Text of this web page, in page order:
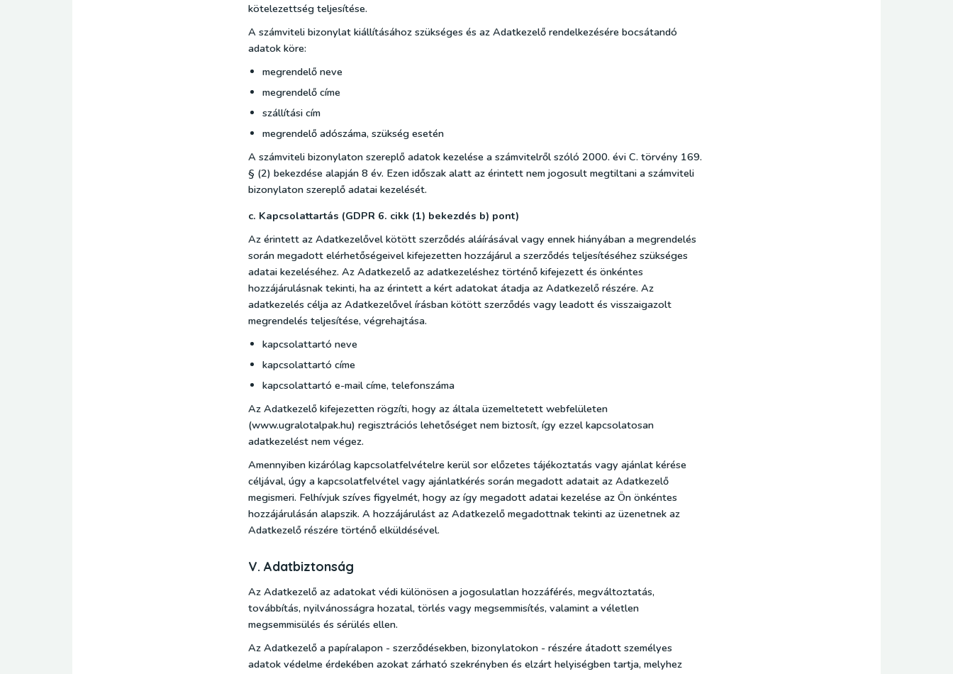
kötelezettség teljesítése.
A számviteli bizonylat kiállításához szükséges és az Adatkezelő rendelkezésére bocsátandó
adatok köre:
megrendelő neve
megrendelő címe
szállítási cím
megrendelő adószáma, szükség esetén
A számviteli bizonylaton szereplő adatok kezelése a számvitelről szóló 2000. évi C. törvény 169.
§ (2) bekezdése alapján 8 év. Ezen időszak alatt az érintett nem jogosult megtiltani a számviteli
bizonylaton szereplő adatai kezelését.
c. Kapcsolattartás (GDPR 6. cikk (1) bekezdés b) pont)
Az érintett az Adatkezelővel kötött szerződés aláírásával vagy ennek hiányában a megrendelés
során megadott elérhetőségeivel kifejezetten hozzájárul a szerződés teljesítéséhez szükséges
adatai kezeléséhez. Az Adatkezelő az adatkezeléshez történő kifejezett és önkéntes
hozzájárulásnak tekinti, ha az érintett a kért adatokat átadja az Adatkezelő részére. Az
adatkezelés célja az Adatkezelővel írásban kötött szerződés vagy leadott és visszaigazolt
megrendelés teljesítése, végrehajtása.
kapcsolattartó neve
kapcsolattartó címe
kapcsolattartó e-mail címe, telefonszáma
Az Adatkezelő kifejezetten rögzíti, hogy az általa üzemeltetett webfelületen
(www.ugralotalpak.hu) regisztrációs lehetőséget nem biztosít, így ezzel kapcsolatosan
adatkezelést nem végez.
Amennyiben kizárólag kapcsolatfelvételre kerül sor előzetes tájékoztatás vagy ajánlat kérése
céljával, úgy a kapcsolatfelvétel vagy ajánlatkérés során megadott adatait az Adatkezelő
megismeri. Felhívjuk szíves figyelmét, hogy az így megadott adatai kezelése az Ön önkéntes
hozzájárulásán alapszik. A hozzájárulást az Adatkezelő megadottnak tekinti az üzenetnek az
Adatkezelő részére történő elküldésével.
V. Adatbiztonság
Az Adatkezelő az adatokat védi különösen a jogosulatlan hozzáférés, megváltoztatás,
továbbítás, nyilvánosságra hozatal, törlés vagy megsemmisítés, valamint a véletlen
megsemmisülés és sérülés ellen.
Az Adatkezelő a papíralapon - szerződésekben, bizonylatokon - részére átadott személyes
adatok védelme érdekében azokat zárható szekrényben és elzárt helyiségben tartja, melyhez